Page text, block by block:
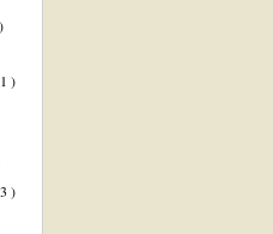
)
)